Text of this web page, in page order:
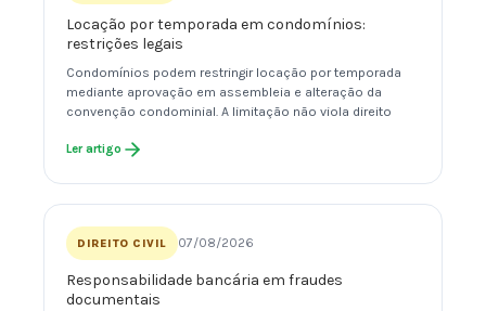
Locação por temporada em condomínios:
restrições legais
Condomínios podem restringir locação por temporada
mediante aprovação em assembleia e alteração da
convenção condominial. A limitação não viola direito
Ler artigo
DIREITO CIVIL 07/08/2026
Responsabilidade bancária em fraudes
documentais